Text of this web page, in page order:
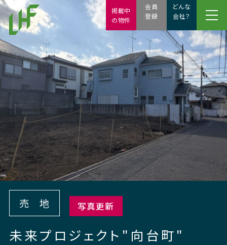
売 地 写真更新
未来プロジェクト"向台町"
会員
登録
どんな
会社？
掲載中
の物件